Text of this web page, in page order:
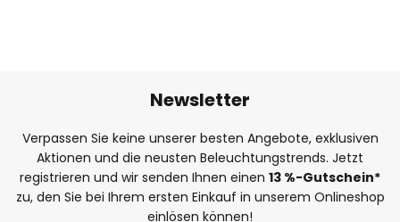
Newsletter
Verpassen Sie keine unserer besten Angebote, exklusiven
Aktionen und die neusten Beleuchtungstrends. Jetzt
registrieren und wir senden Ihnen einen 13 %-Gutschein*
zu, den Sie bei Ihrem ersten Einkauf in unserem Onlineshop
einlösen können!